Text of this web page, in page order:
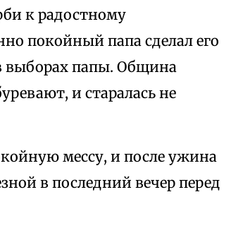
к радостному
покойный папа сделал его
выборах папы. Община
и старалась не
мессу, и после ужина
в последний вечер перед